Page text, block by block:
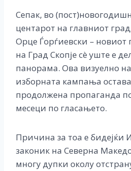
Сепак, во
центарот на главниот
Орце Ѓорѓиевски – новиот
на Град Скопје сè уште е
панорама. Ова визуелно
изборната кампања
продолжена пропаганда
месеци по гласањето.
Причина за тоа е бидејќи
законик на Северна
многу дупки околу